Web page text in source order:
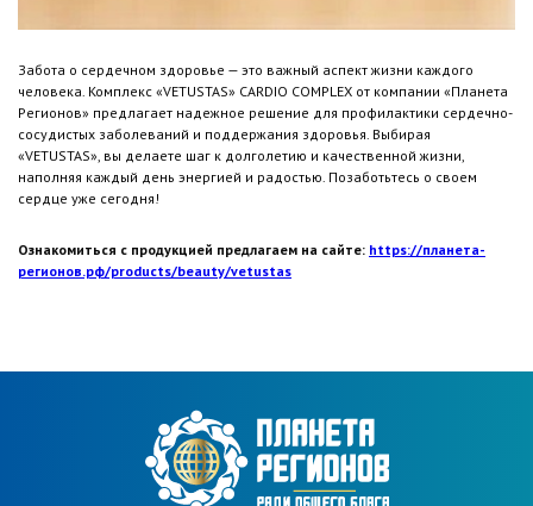
Забота о сердечном здоровье — это важный аспект жизни каждого
человека. Комплекс «VETUSTAS» CARDIO COMPLEX от компании «Планета
Регионов» предлагает надежное решение для профилактики сердечно-
сосудистых заболеваний и поддержания здоровья. Выбирая
«VETUSTAS», вы делаете шаг к долголетию и качественной жизни,
наполняя каждый день энергией и радостью. Позаботьтесь о своем
сердце уже сегодня!
Ознакомиться с продукцией предлагаем на сайте: https://планета-
регионов.рф/products/beauty/vetustas